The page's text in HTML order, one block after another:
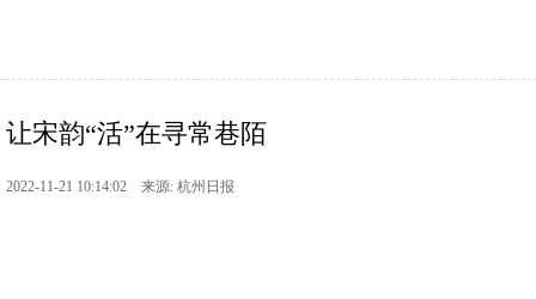
让宋韵“活”在寻常巷陌
2022-11-21 10:14:02 来源: 杭州日报